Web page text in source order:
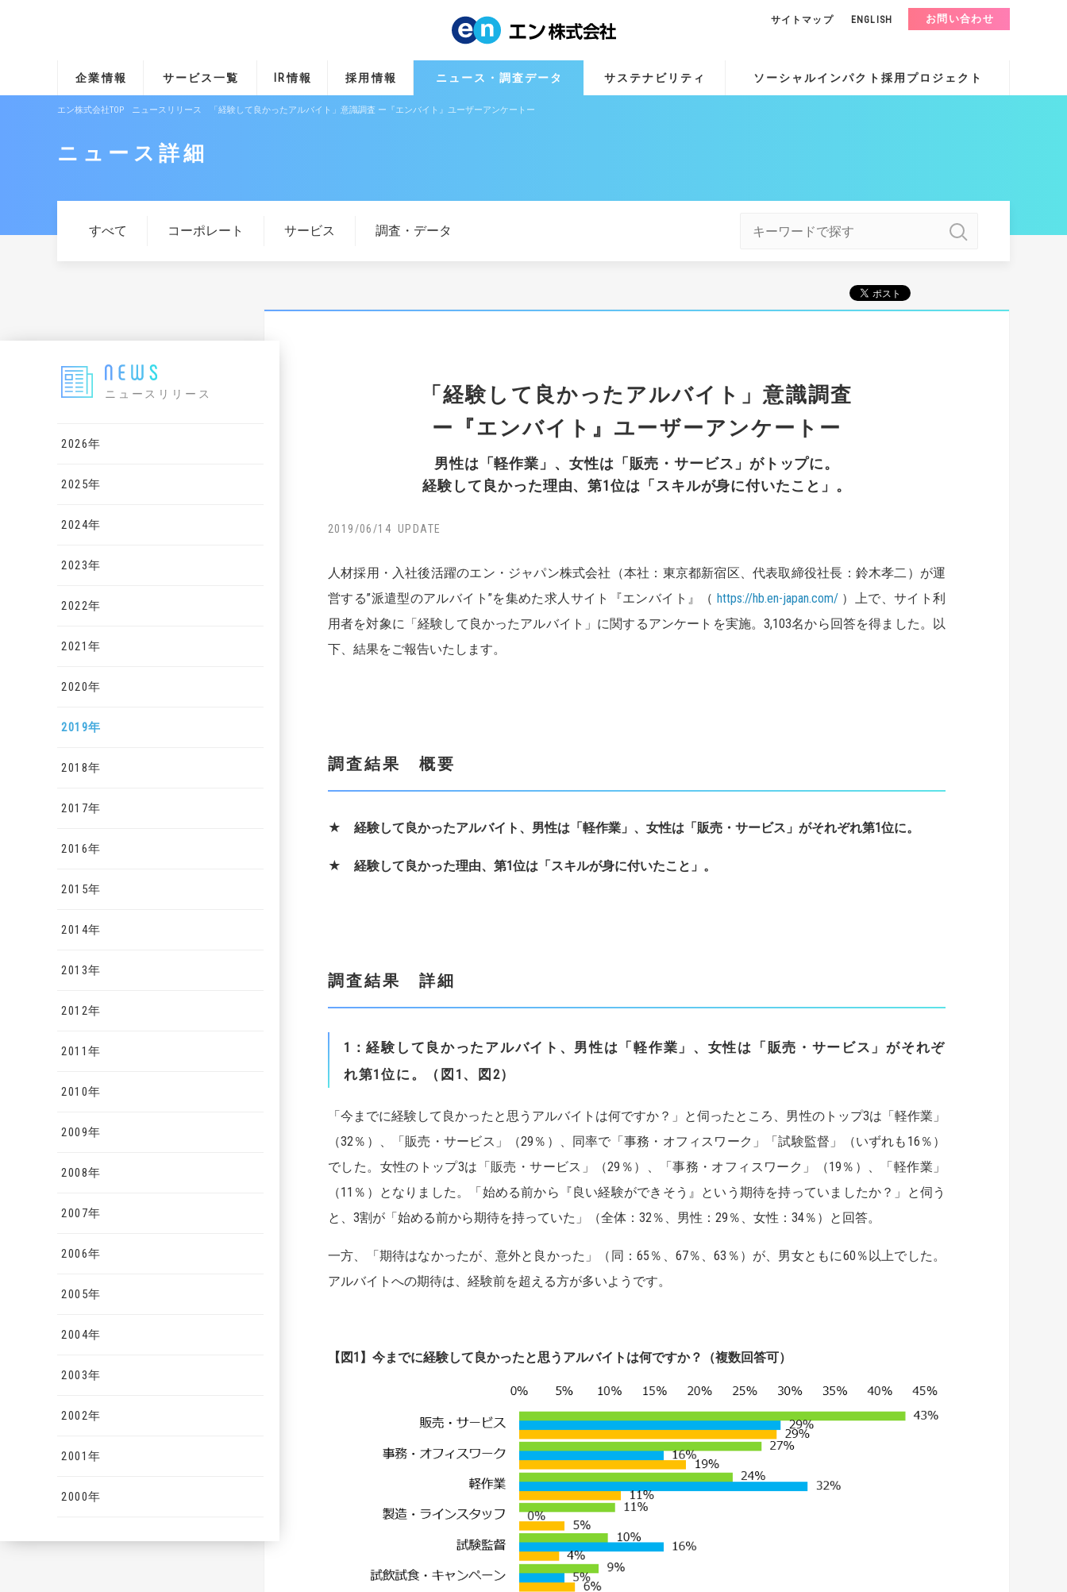
企業情報 サービス一覧 IR情報 採用情報 ニュース・調査データ サステナビリティ ソーシャルインパクト採用プロジェクト
サイトマップ ENGLISH お問い合わせ
エン株式会社TOP ニュースリリース 「経験して良かったアルバイト」意識調査 ー『エンバイト』ユーザーアンケートー
ニュース詳細
すべて コーポレート サービス 調査・データ
ニュースリリース
2026年
2025年
2024年
2023年
2022年
2021年
2020年
2019年
2018年
2017年
2016年
2015年
2014年
2013年
2012年
2011年
2010年
2009年
2008年
2007年
2006年
2005年
2004年
2003年
2002年
2001年
2000年
「経験して良かったアルバイト」意識調査
ー『エンバイト』ユーザーアンケートー
男性は「軽作業」、女性は「販売・サービス」がトップに。
経験して良かった理由、第1位は「スキルが身に付いたこと」。
2019/06/14
人材採用・入社後活躍のエン・ジャパン株式会社（本社：東京都新宿区、代表取締役社長：鈴木孝二）が運
営する”派遣型のアルバイト”を集めた求人サイト『エンバイト』（ https://hb.en-japan.com/ ）上で、サイト利
用者を対象に「経験して良かったアルバイト」に関するアンケートを実施。3,103名から回答を得ました。以
下、結果をご報告いたします。
調査結果 概要
★ 経験して良かったアルバイト 、男性は「軽作業」、女性は「販売・サービス」がそれぞれ第1位に。
★ 経験して良かった理由、第1位は 「スキルが身に付いたこと 」。
調査結果 詳細
1 ：経験 して良かったアルバイト 、男性は「軽作業」、女性は「販売・サービス」がそれぞ
れ第1位に。 （図 1 、 図 2）
「今までに経験して良かったと思うアルバイトは何ですか？」と伺ったところ、男性のトップ3は「軽作業」
（32％）、「販売・サービス」（29％）、同率で「事務・オフィスワーク」「試験監督」（いずれも16％）
でした。女性のトップ3は「販売・サービス」（29％）、「事務・オフィスワーク」（19％）、「軽作業」
（11％）となりました。「始める前から『良い経験ができそう』という期待を持っていましたか？」と伺う
と、3割が「始める前から期待を持っていた」（全体：32％、男性：29％、女性：34％）と回答。
一方、「期待はなかったが、意外と良かった」（同：65％、67％、63％）が、男女ともに60％以上でした。
アルバイトへの期待は、経験前を超える方が多いようです。
【 図1】 今までに経験して良かったと思うアルバイトは何ですか？（複数回答可）